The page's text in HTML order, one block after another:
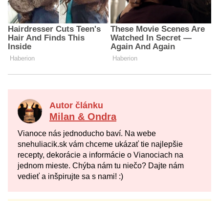
Autor článku
Milan & Ondra
Vianoce nás jednoducho baví. Na webe
snehuliacik.sk vám chceme ukázať tie najlepšie
recepty, dekorácie a informácie o Vianociach na
jednom mieste. Chýba nám tu niečo? Dajte nám
vedieť a inšpirujte sa s nami! :)